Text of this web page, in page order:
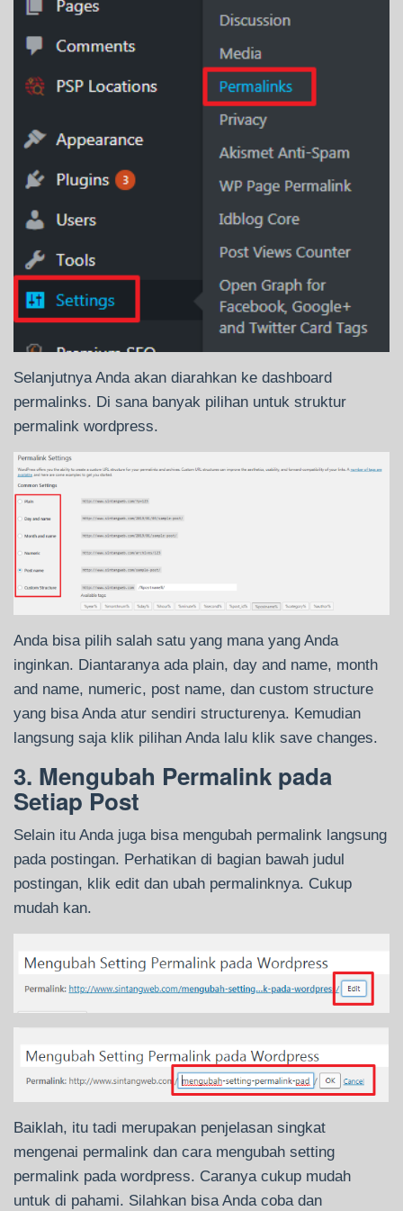
Selanjutnya Anda akan diarahkan ke dashboard
permalinks. Di sana banyak pilihan untuk struktur
permalink wordpress.
Anda bisa pilih salah satu yang mana yang Anda
inginkan. Diantaranya ada plain, day and name, month
and name, numeric, post name, dan custom structure
yang bisa Anda atur sendiri structurenya. Kemudian
langsung saja klik pilihan Anda lalu klik save changes.
3. Mengubah Permalink pada
Setiap Post
Selain itu Anda juga bisa mengubah permalink langsung
pada postingan. Perhatikan di bagian bawah judul
postingan, klik edit dan ubah permalinknya. Cukup
mudah kan.
Baiklah, itu tadi merupakan penjelasan singkat
mengenai permalink dan cara mengubah setting
permalink pada wordpress. Caranya cukup mudah
untuk di pahami. Silahkan bisa Anda coba dan